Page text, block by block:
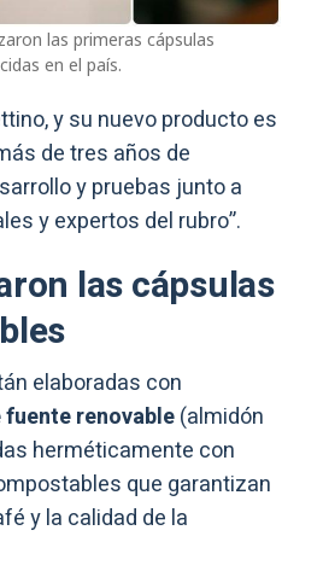
las primeras cápsulas
en el país.
y su nuevo producto es
de tres años de
y pruebas junto a
y expertos del rubro”.
las cápsulas
elaboradas con
renovable(almidón
herméticamente con
que garantizan
y la calidad de la